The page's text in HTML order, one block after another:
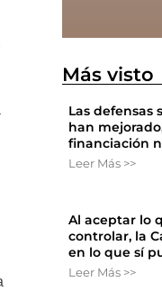
Más visto
Las defensas
han
financiación
Leer Más >>
Al aceptar lo
controlar, la
en lo que sí
Leer Más >>